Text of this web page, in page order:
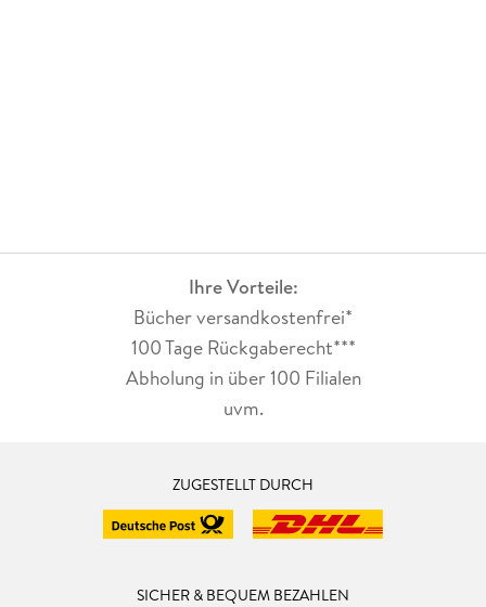
Ihre Vorteile:
Bücher versandkostenfrei*
100 Tage Rückgaberecht***
Abholung in über 100 Filialen
uvm.
ZUGESTELLT DURCH
SICHER & BEQUEM BEZAHLEN